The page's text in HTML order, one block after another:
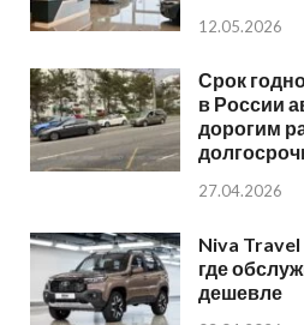
12.05.2026
Срок
в России
дорогим
27.04.2026
Niva
где
дешевле